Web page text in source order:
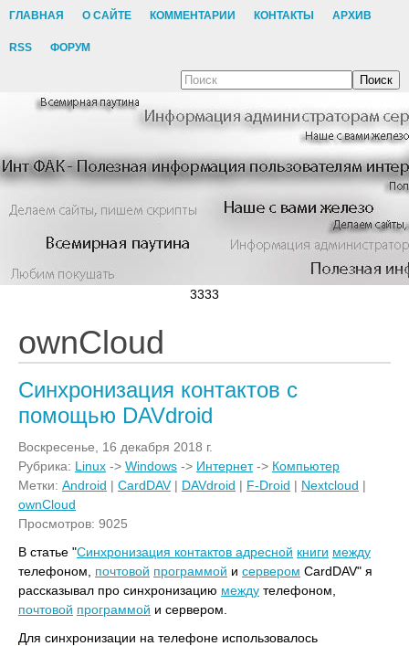
ГЛАВНАЯ О САЙТЕ КОММЕНТАРИИ КОНТАКТЫ АРХИВ
RSS ФОРУМ
Поиск
3333
ownCloud
Синхронизация контактов с
помощью DAVdroid
Воскресенье, 16 декабря 2018 г.
Рубрика: Linux -> Windows -> Интернет-> Компьютер
Метки: Android | CardDAV| DAVdroid | F-Droid | Nextcloud |
ownCloud
Просмотров: 9025
В статье "Синхронизация контактов адресной книги между
телефоном, почтовой программой и сервером CardDAV" я
рассказывал про синхронизацию между телефоном,
почтовой программой и сервером.
Для синхронизации на телефоне использовалось